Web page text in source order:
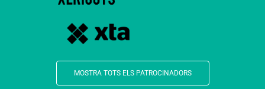
MOSTRA TOTS ELS PATROCINADORS